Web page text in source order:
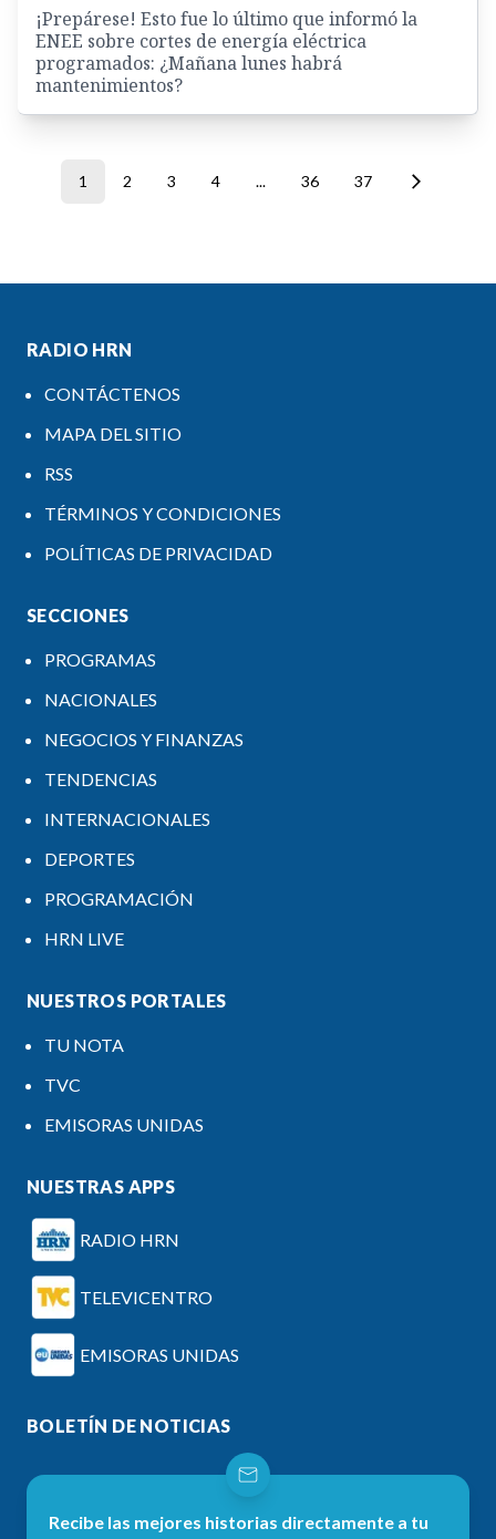
¡Prepárese! Esto fue lo último que informó la
ENEE sobre cortes de energía eléctrica
programados: ¿Mañana lunes habrá
mantenimientos?
1 2 3 4 ... 36 37
RADIO HRN
CONTÁCTENOS
MAPA DEL SITIO
RSS
TÉRMINOS Y CONDICIONES
POLÍTICAS DE PRIVACIDAD
SECCIONES
PROGRAMAS
NACIONALES
NEGOCIOS Y FINANZAS
TENDENCIAS
INTERNACIONALES
DEPORTES
PROGRAMACIÓN
HRN LIVE
NUESTROS PORTALES
TU NOTA
TVC
EMISORAS UNIDAS
NUESTRAS APPS
RADIO HRN
TELEVICENTRO
EMISORAS UNIDAS
BOLETÍN DE NOTICIAS
Recibe las mejores historias directamente a tu